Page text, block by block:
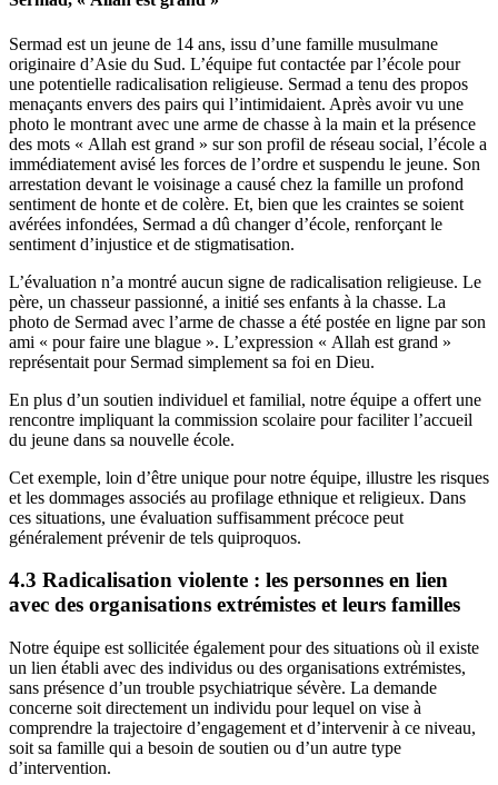
Sermad est un jeune de 14 ans, issu d’une famille musulmane
originaire d’Asie du Sud. L’équipe fut contactée par l’école pour
une potentielle radicalisation religieuse. Sermad a tenu des propos
menaçants envers des pairs qui l’intimidaient. Après avoir vu une
photo le montrant avec une arme de chasse à la main et la présence
des mots « Allah est grand » sur son profil de réseau social, l’école a
immédiatement avisé les forces de l’ordre et suspendu le jeune. Son
arrestation devant le voisinage a causé chez la famille un profond
sentiment de honte et de colère. Et, bien que les craintes se soient
avérées infondées, Sermad a dû changer d’école, renforçant le
sentiment d’injustice et de stigmatisation.
L’évaluation n’a montré aucun signe de radicalisation religieuse. Le
père, un chasseur passionné, a initié ses enfants à la chasse. La
photo de Sermad avec l’arme de chasse a été postée en ligne par son
ami « pour faire une blague ». L’expression « Allah est grand »
représentait pour Sermad simplement sa foi en Dieu.
En plus d’un soutien individuel et familial, notre équipe a offert une
rencontre impliquant la commission scolaire pour faciliter l’accueil
du jeune dans sa nouvelle école.
Cet exemple, loin d’être unique pour notre équipe, illustre les risques
et les dommages associés au profilage ethnique et religieux. Dans
ces situations, une évaluation suffisamment précoce peut
généralement prévenir de tels quiproquos.
4.3 Radicalisation violente : les personnes en lien
avec des organisations extrémistes et leurs familles
Notre équipe est sollicitée également pour des situations où il existe
un lien établi avec des individus ou des organisations extrémistes,
sans présence d’un trouble psychiatrique sévère. La demande
concerne soit directement un individu pour lequel on vise à
comprendre la trajectoire d’engagement et d’intervenir à ce niveau,
soit sa famille qui a besoin de soutien ou d’un autre type
d’intervention.